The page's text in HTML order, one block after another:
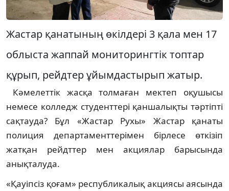
Жастар қанатының өкілдері 3 қала мен 17
облыста жаппай мониторингтік топтар
құрып, рейдтер ұйымдастырып жатыр.
Кәмелеттік жасқа толмаған мектеп оқушысы
немесе колледж студенттері қаншалықты тәртіпті
сақтауда? Бұл «Жастар Рухы» Жастар қанаты
полиция департаменттерімен бірлесе өткізіп
жатқан рейдттер мен акциялар барысында
анықталуда.
«Қауіпсіз қоғам» республикалық акциясы аясында